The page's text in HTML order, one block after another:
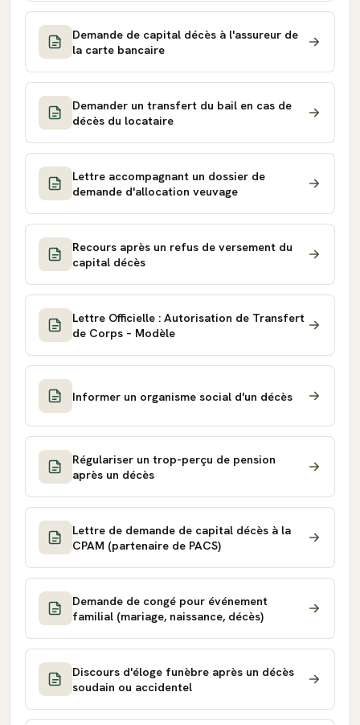
Demande de capital décès à l'assureur de
la carte bancaire
Demander un transfert du bail en cas de
décès du locataire
Lettre accompagnant un dossier de
demande d'allocation veuvage
Recours après un refus de versement du
capital décès
Lettre Officielle : Autorisation de Transfert
de Corps – Modèle
Informer un organisme social d'un décès
Régulariser un trop-perçu de pension
après un décès
Lettre de demande de capital décès à la
CPAM (partenaire de PACS)
Demande de congé pour événement
familial (mariage, naissance, décès)
Discours d'éloge funèbre après un décès
soudain ou accidentel